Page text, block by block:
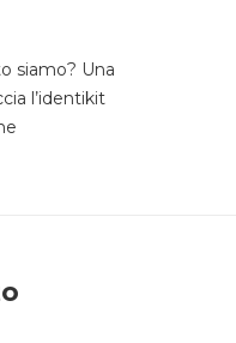
siamo? Una
l’identikit